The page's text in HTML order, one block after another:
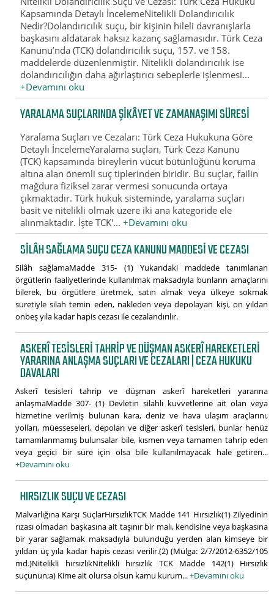
Kapsamında Detaylı İncelemeNitelikli Dolandırıcılık
Nedir?Dolandırıcılık suçu, bir kişinin hileli davranışlarla
başkasını aldatarak haksız kazanç sağlamasıdır. Türk Ceza
Kanunu’nda (TCK) dolandırıcılık suçu, 157. ve 158.
maddelerde düzenlenmiştir. Nitelikli dolandırıcılık ise
dolandırıcılığın daha ağırlaştırıcı sebeplerle işlenmesi...
+Devamını oku
YARALAMA SUÇLARINDA ŞIKÂYET VE ZAMANAŞIMI SÜRESI
Yaralama Suçları ve Cezaları: Türk Ceza Hukukuna Göre
Detaylı İncelemeYaralama suçları, Türk Ceza Kanunu
(TCK) kapsamında bireylerin vücut bütünlüğünü koruma
altına alan önemli suç tiplerinden biridir. Bu suçlar, failin
mağdura fiziksel zarar vermesi sonucunda ortaya
çıkmaktadır. Türk hukuk sisteminde, yaralama suçları
basit ve nitelikli olmak üzere iki ana kategoride ele
alınmaktadır. İşte TCK'...+Devamını oku
SILÂH SAĞLAMA SUÇU CEZA KANUNU MADDESI VE CEZASI
Silâh sağlamaMadde 315- (1) Yukarıdaki maddede tanımlanan
örgütlerin faaliyetlerinde kullanılmak maksadıyla bunların amaçlarını
bilerek, bu örgütlere üretmek, satın almak veya ülkeye sokmak
suretiyle silah temin eden, nakleden veya depolayan kişi, on yıldan
onbeş yıla kadar hapis cezası ile cezalandırılır.
ASKERÎ TESISLERI TAHRIP VE DÜŞMAN ASKERÎ HAREKETLERI
YARARINA ANLAŞMA SUÇLARI VE CEZALARI | CEZA HUKUKU
DAVALARI
Askerî tesisleri tahrip ve düşman askerî hareketleri yararına
anlaşmaMadde 307- (1) Devletin silahlı kuvvetlerine ait olan veya
hizmetine verilmiş bulunan kara, deniz ve hava ulaşım araçlarını,
yolları, müesseseleri, depoları ve diğer askerî tesisleri, bunlar henüz
tamamlanmamış bulunsalar bile, kısmen veya tamamen tahrip eden
veya geçici bir süre için olsa bile kullanılmayacak hale getiren...
+Devamını oku
HIRSIZLIK SUÇU VE CEZASI
Malvarlığına Karşı SuçlarHırsızlıkTCK Madde 141 Hırsızlık(1) Zilyedinin
rızası olmadan başkasına ait taşınır bir malı, kendisine veya başkasına
bir yarar sağlamak maksadıyla bulunduğu yerden alan kimseye bir
yıldan üç yıla kadar hapis cezası verilir.(2) (Mülga: 2/7/2012-6352/105
md.)Nitelikli hırsızlıkNitelikli hırsızlık TCK Madde 142(1) Hırsızlık
suçunun;a) Kime ait olursa olsun kamu kurum...+Devamını oku